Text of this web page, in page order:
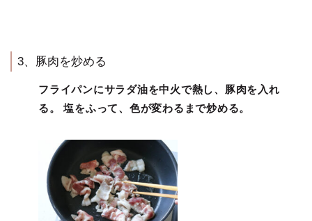
3、豚肉を炒める
フライパンにサラダ油を中火で熱し、豚肉を入れ
る。 塩をふって、色が変わるまで炒める。